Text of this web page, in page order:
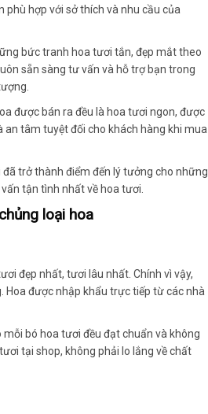
hợp với sở thích và nhu cầu của
bức tranh hoa tươi tắn, đẹp mắt theo
sẵn sàng tư vấn và hỗ trợ bạn trong
được bán ra đều là hoa tươi ngon, được
tâm tuyệt đối cho khách hàng khi mua
trở thành điểm đến lý tưởng cho những
tận tình nhất về hoa tươi.
loại hoa
đẹp nhất, tươi lâu nhất. Chính vì vậy,
Hoa được nhập khẩu trực tiếp từ các nhà
mỗi bó hoa tươi đều đạt chuẩn và không
tại shop, không phải lo lắng về chất